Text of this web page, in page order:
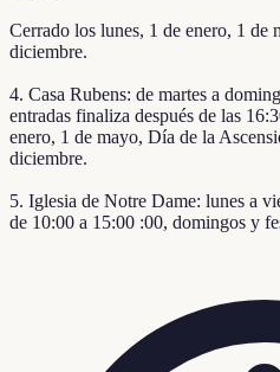
Cerrado los lunes, 1 de enero, 1 de
diciembre.
4. Casa Rubens: de martes a
entradas finaliza después de las
enero, 1 de mayo, Día de la
diciembre.
5. Iglesia de Notre Dame: lunes a
de 10:00 a 15:00 :00, domingos y